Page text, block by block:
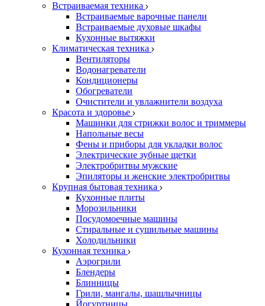
Встраиваемая техника
Встраиваемые варочные панели
Встраиваемые духовые шкафы
Кухонные вытяжки
Климатическая техника
Вентиляторы
Водонагреватели
Кондиционеры
Обогреватели
Очистители и увлажнители воздуха
Красота и здоровье
Машинки для стрижки волос и триммеры
Напольные весы
Фены и приборы для укладки волос
Электрические зубные щетки
Электробритвы мужские
Эпиляторы и женские электробритвы
Крупная бытовая техника
Кухонные плиты
Морозильники
Посудомоечные машины
Стиральные и сушильные машины
Холодильники
Кухонная техника
Аэрогрили
Блендеры
Блинницы
Грили, мангалы, шашлычницы
Йогуртницы